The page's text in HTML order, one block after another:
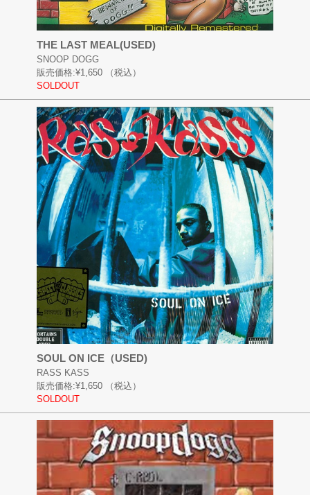
THE LAST MEAL(USED)
SNOOP DOGG
販売価格:¥1,650
（税込）
SOLDOUT
SOUL ON ICE（USED)
RASS KASS
販売価格:¥1,650
（税込）
SOLDOUT